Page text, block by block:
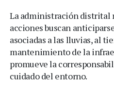
La administración distrital
acciones buscan
asociadas a las lluvias, al
mantenimiento de la
promueve la
cuidado del entorno.